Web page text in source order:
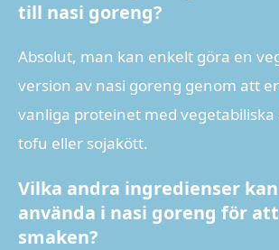
till nasi goreng?
Absolut, man kan enkelt göra en
version av nasi goreng genom att
vanliga proteinet med
tofu eller sojakött.
Vilka andra ingredienser
använda i nasi goreng för
smaken?